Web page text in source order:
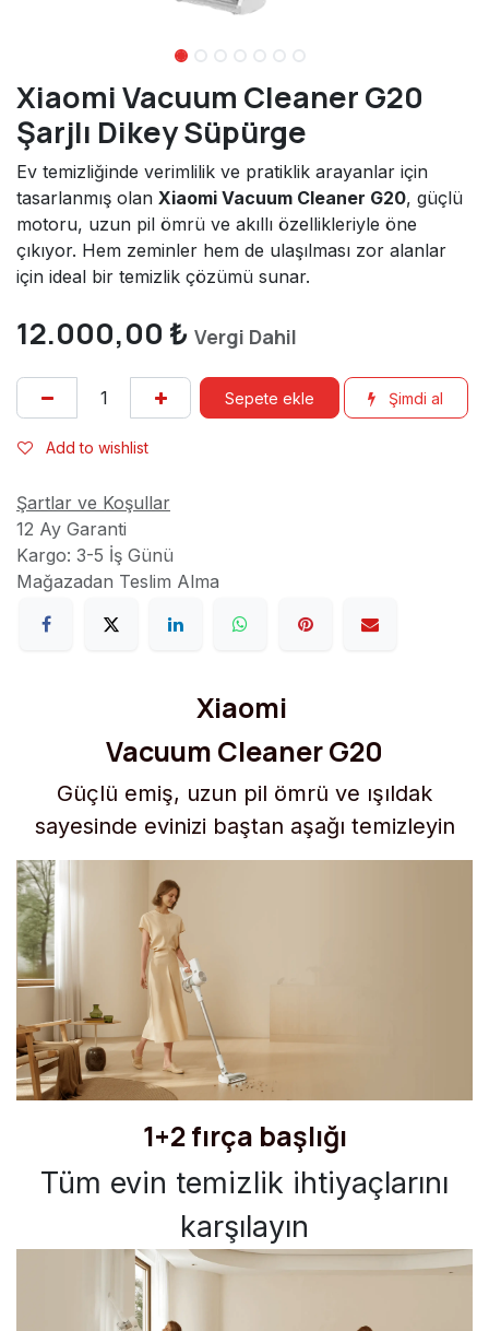
Xiaomi Vacuum Cleaner G20
Şarjlı Dikey Süpürge
Ev temizliğinde verimlilik ve pratiklik arayanlar için
tasarlanmış olan Xiaomi Vacuum Cleaner G20, güçlü
motoru, uzun pil ömrü ve akıllı özellikleriyle öne
çıkıyor. Hem zeminler hem de ulaşılması zor alanlar
için ideal bir temizlik çözümü sunar.
12.000,00 ₺ Vergi Dahil
Sepete ekle Şimdi al
Add to wishlist
Şartlar ve Koşullar
12 Ay Garanti
Kargo: 3-5 İş Günü
Mağazadan Teslim Alma
Xiaomi
Vacuum Cleaner G20
Güçlü emiş, uzun pil ömrü ve ışıldak
sayesinde evinizi baştan aşağı temizleyin
1+2 fırça başlığı
Tüm evin temizlik ihtiyaçlarını
karşılayın